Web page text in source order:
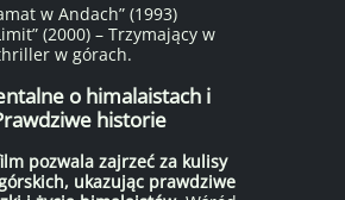
w Andach” (1993)
(2000) – Trzymający w
w górach.
o himalaistach i
historie
pozwala zajrzeć za kulisy
ukazując prawdziwe